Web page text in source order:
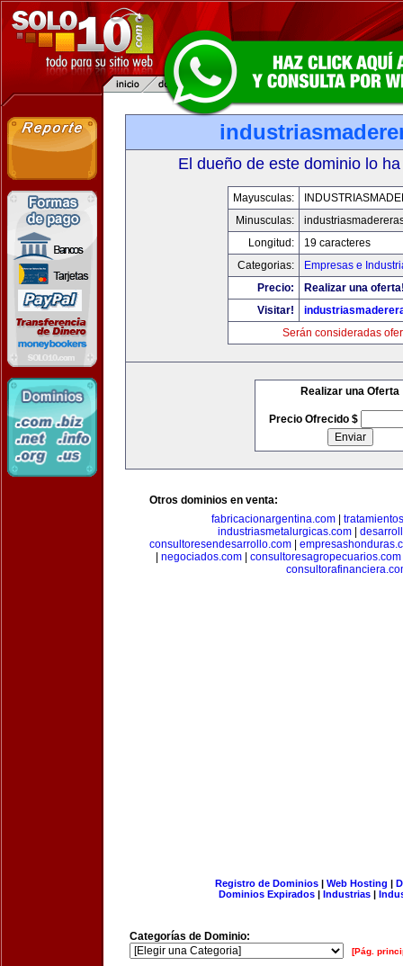
El dueño de este dominio lo
Mayusculas:
Minusculas:
Longitud:
19 caracteres
Categorias:
Empresas e
Precio:
Realizar una
Visitar!
Serán consideradas
Realizar una Oferta
Precio Ofrecido $
Otros dominios en venta:
fabricacionargentina.com|
industriasmetalurgicas.com|
consultoresendesarrollo.com
negociados.com consultoresagropecuarios.com
Registro de Dominios| Web Hosting |
Dominios Expirados | Industrias |
Categorías de Dominio:
[Pág.